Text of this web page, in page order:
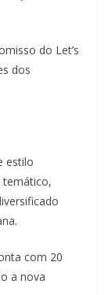
do Let’s
dos
estilo
temático,
com 20
a nova